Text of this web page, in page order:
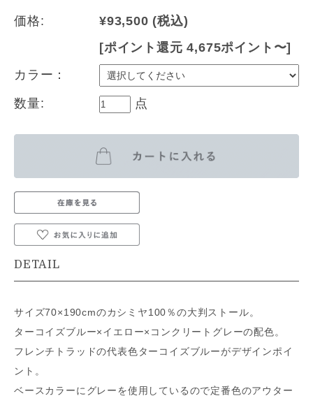
価格: ¥93,500 (税込)
[ポイント還元 4,675ポイント〜]
カラー：
数量: 点
DETAIL
サイズ70×190cmのカシミヤ100％の大判ストール。
ターコイズブルー×イエロー×コンクリートグレーの配色。
フレンチトラッドの代表色ターコイズブルーがデザインポイ
ント。
ベースカラーにグレーを使用しているので定番色のアウター